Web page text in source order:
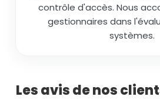
contrôle d'accès. Nous
gestionnaires dans
systèmes.
Les avis de nos